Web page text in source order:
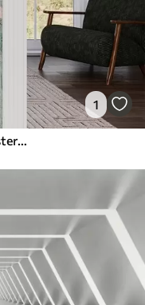
1
Kraner blant furutrær og lotusblomster på en rolig grønn bakgrunn